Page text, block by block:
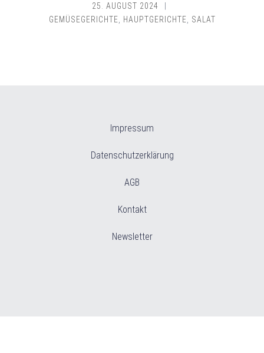
25. AUGUST 2024
GEMÜSEGERICHTE
HAUPTGERICHTE SALAT
Impressum
Datenschutzerklärung
AGB
Kontakt
Newsletter